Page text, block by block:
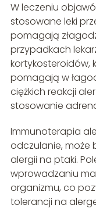
W leczeniu
stosowane leki
pomagają
przypadkach
kortykosteroidów,
pomagają w
ciężkich reakcji
stosowanie
Immunoterapia
odczulanie, może
alergii na ptaki.
wprowadzaniu
organizmu, co
tolerancji na